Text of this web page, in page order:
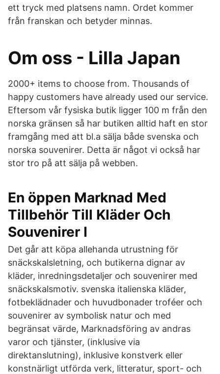
ett tryck med platsens namn. Ordet kommer
från franskan och betyder minnas.
Om oss - Lilla Japan
2000+ items to choose from. Thousands of
happy customers have already used our service.
Eftersom vår fysiska butik ligger 100 m från den
norska gränsen så har butiken alltid haft en stor
framgång med att bl.a sälja både svenska och
norska souvenirer. Detta är något vi också har
stor tro på att sälja på webben.
En öppen Marknad Med
Tillbehör Till Kläder Och
Souvenirer I
Det går att köpa allehanda utrustning för
snäckskalsletning, och butikerna dignar av
kläder, inredningsdetaljer och souvenirer med
snäckskalsmotiv. svenska italienska kläder,
fotbeklädnader och huvudbonader troféer och
souvenirer av symbolisk natur och med
begränsat värde, Marknadsföring av andras
varor och tjänster, (inklusive via
direktanslutning), inklusive konstverk eller
konstnärligt utförda verk, litteratur, sport- och